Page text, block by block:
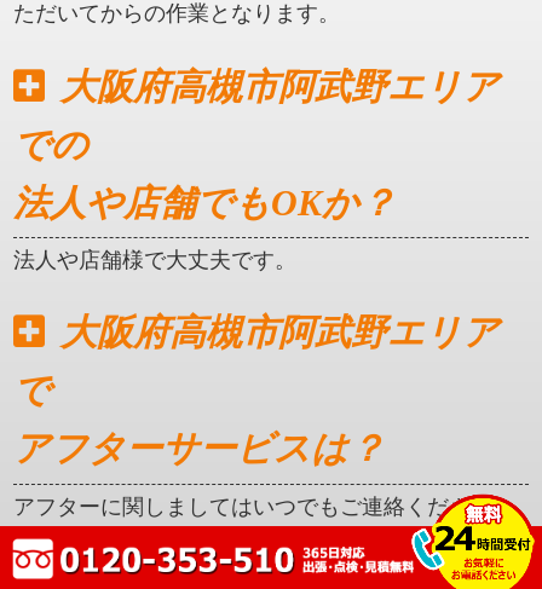
ただいてからの作業となります。
大阪府高槻市阿武野エリア
での
法人や店舗でもOKか？
法人や店舗様で大丈夫です。
大阪府高槻市阿武野エリア
で
アフターサービスは？
アフターに関しましてはいつでもご連絡ください。
クレカ対応はしているか？